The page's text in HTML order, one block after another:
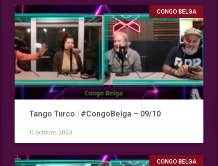
CONGO BELGA
Tango Turco | #CongoBelga – 09/10
11 octubre, 2024
CONGO BELGA